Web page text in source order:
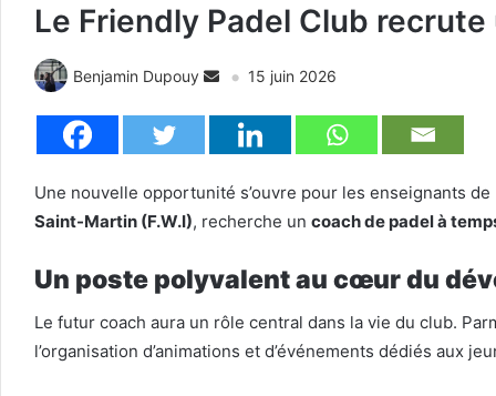
Le Friendly Padel Club
Benjamin Dupouy 15 juin 2026
Une nouvelle opportunité s’ouvre pour les enseignants
Saint-Martin (F.W.I), recherche un coach de padel à
Un poste polyvalent au cœur du
Le futur coach aura un rôle central dans la vie du club.
l’organisation d’animations et d’événements dédiés aux